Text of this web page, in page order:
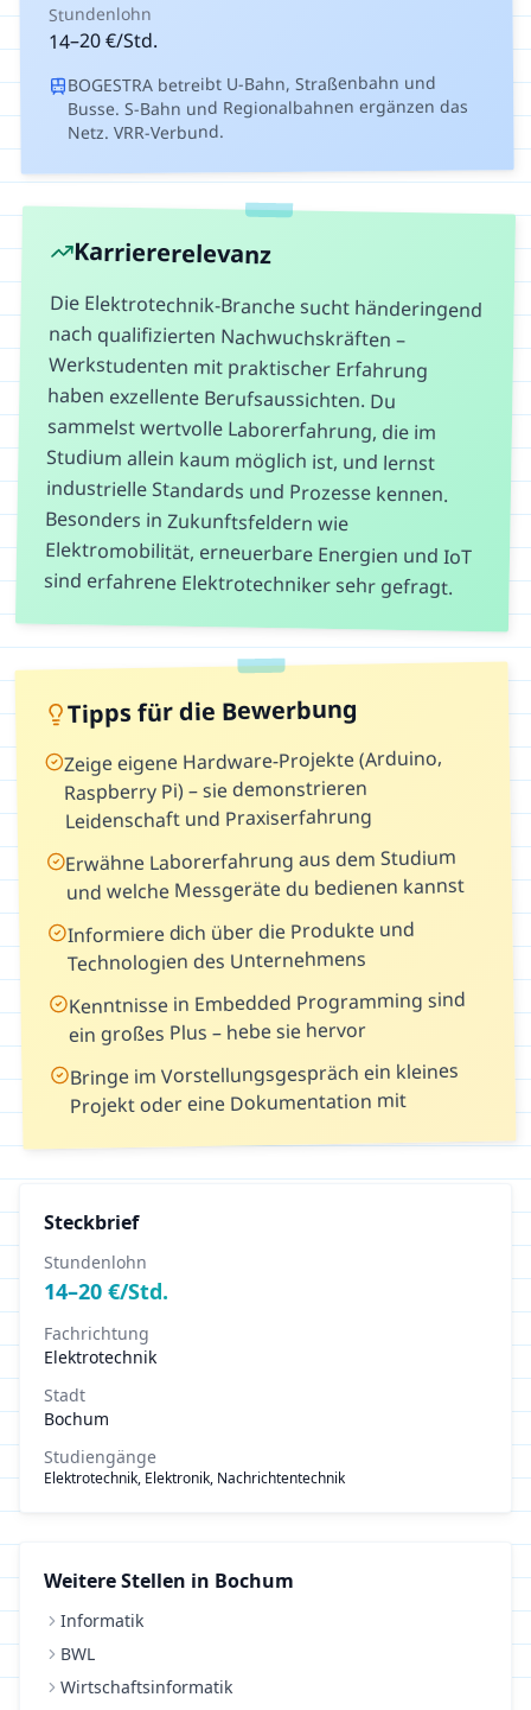
Stundenlohn
14–20€/Std.
BOGESTRA betreibt U-Bahn, Straßenbahn und
Busse. S-Bahn und Regionalbahnen ergänzen das
Netz. VRR-Verbund.
Karriererelevanz
Die Elektrotechnik-Branche sucht händeringend
nach qualifizierten Nachwuchskräften –
Werkstudenten mit praktischer Erfahrung
haben exzellente Berufsaussichten. Du
sammelst wertvolle Laborerfahrung, die im
Studium allein kaum möglich ist, und lernst
industrielle Standards und Prozesse kennen.
Besonders in Zukunftsfeldern wie
Elektromobilität, erneuerbare Energien und IoT
sind erfahrene Elektrotechniker sehr gefragt.
Tipps für die Bewerbung
Zeige eigene Hardware-Projekte (Arduino,
Raspberry Pi) – sie demonstrieren
Leidenschaft und Praxiserfahrung
Erwähne Laborerfahrung aus dem Studium
und welche Messgeräte du bedienen kannst
Informiere dich über die Produkte und
Technologien des Unternehmens
Kenntnisse in Embedded Programming sind
ein großes Plus – hebe sie hervor
Bringe im Vorstellungsgespräch ein kleines
Projekt oder eine Dokumentation mit
Steckbrief
Stundenlohn
14–20 €/Std.
Fachrichtung
Elektrotechnik
Stadt
Bochum
Studiengänge
Elektrotechnik, Elektronik, Nachrichtentechnik
Weitere Stellen in Bochum
Informatik
BWL
Wirtschaftsinformatik